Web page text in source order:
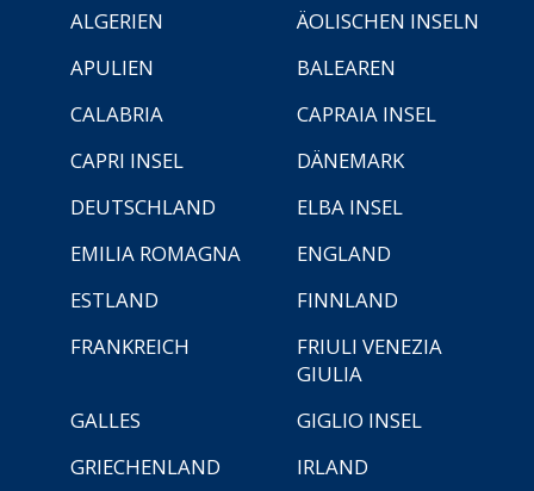
ALGERIEN
ÄOLISCHEN INSELN
APULIEN
BALEAREN
CALABRIA
CAPRAIA INSEL
CAPRI INSEL
DÄNEMARK
DEUTSCHLAND
ELBA INSEL
EMILIA ROMAGNA
ENGLAND
ESTLAND
FINNLAND
FRANKREICH
FRIULI VENEZIA
GIULIA
GALLES
GIGLIO INSEL
GRIECHENLAND
IRLAND